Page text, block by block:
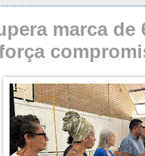
marca de